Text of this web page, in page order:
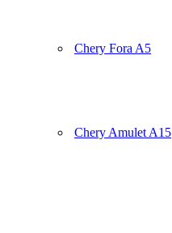
Chery Fora A5
Chery Amulet A15